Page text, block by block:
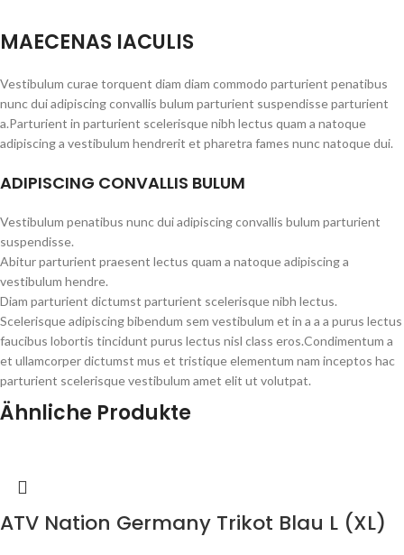
MAECENAS IACULIS
Vestibulum curae torquent diam diam commodo parturient penatibus
nunc dui adipiscing convallis bulum parturient suspendisse parturient
a.Parturient in parturient scelerisque nibh lectus quam a natoque
adipiscing a vestibulum hendrerit et pharetra fames nunc natoque dui.
ADIPISCING CONVALLIS BULUM
Vestibulum penatibus nunc dui adipiscing convallis bulum parturient
suspendisse.
Abitur parturient praesent lectus quam a natoque adipiscing a
vestibulum hendre.
Diam parturient dictumst parturient scelerisque nibh lectus.
Scelerisque adipiscing bibendum sem vestibulum et in a a a purus lectus
faucibus lobortis tincidunt purus lectus nisl class eros.Condimentum a
et ullamcorper dictumst mus et tristique elementum nam inceptos hac
parturient scelerisque vestibulum amet elit ut volutpat.
Ähnliche Produkte
ATV Nation Germany Trikot Blau L (XL)